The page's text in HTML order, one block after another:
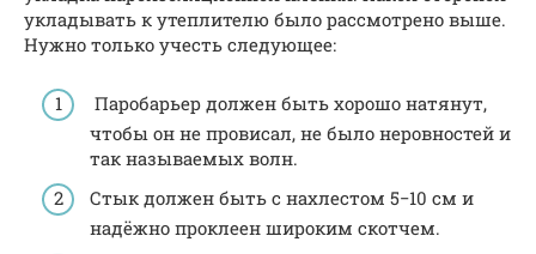
укладывать к утеплителю было рассмотрено выше.
Нужно только учесть следующее:
Паробарьер должен быть хорошо натянут,
чтобы он не провисал, не было неровностей и
так называемых волн.
Стык должен быть с нахлестом 5−10 см и
надёжно проклеен широким скотчем.